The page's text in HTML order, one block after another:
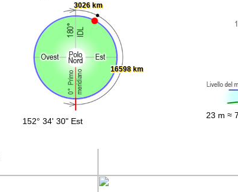
16598 km
3026 km
152° 34' 30" Est
23 m ≈